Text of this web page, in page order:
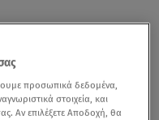
προσωπικά δεδομένα,
στοιχεία, και
Αν επιλέξετε Αποδοχή, θα